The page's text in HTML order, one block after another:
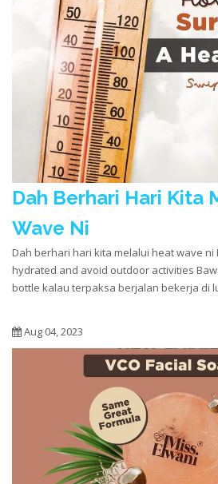
Dah Berhari Hari Kita
Wave Ni
Dah berhari hari kita melalui heat wave
hydrated and avoid outdoor activities
bottle kalau terpaksa berjalan bekerja di
Aug 04, 2023